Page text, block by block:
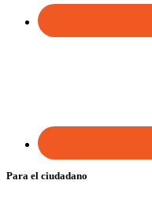
Para el ciudadano